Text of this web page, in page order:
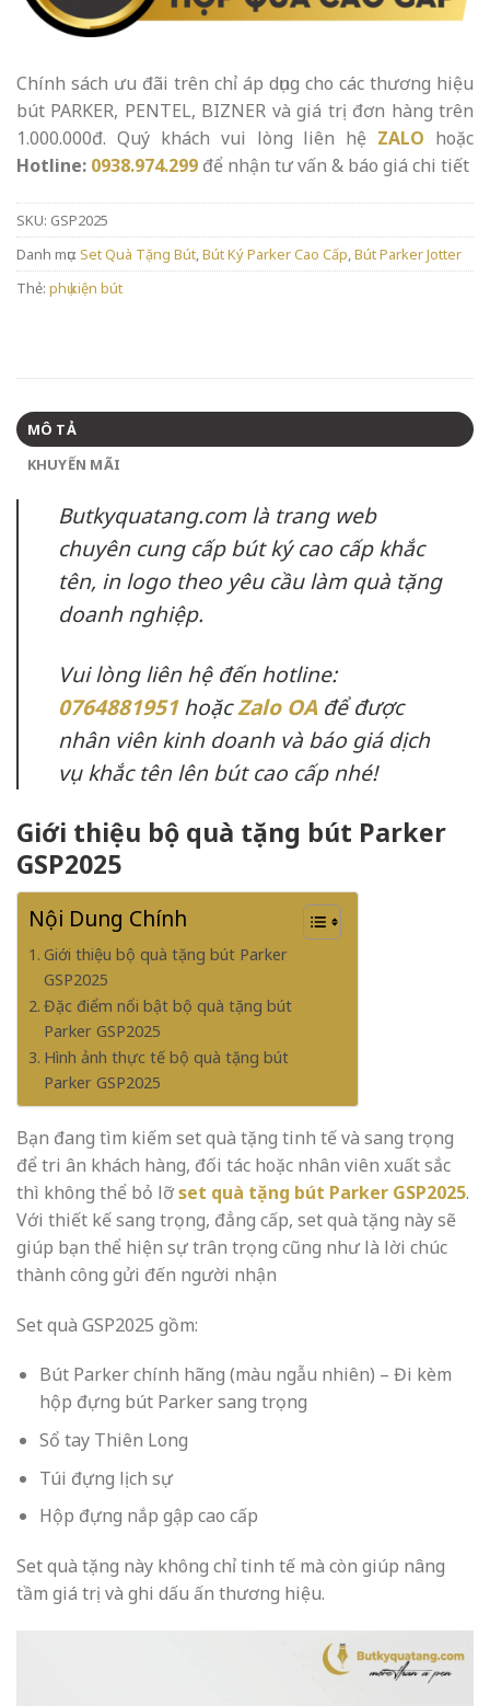
Chính sách ưu đãi trên chỉ áp dụng cho các thương hiệu
bút PARKER, PENTEL, BIZNER và giá trị đơn hàng trên
1.000.000đ. Quý khách vui lòng liên hệ ZALO hoặc
Hotline: 0938.974.299 để nhận tư vấn & báo giá chi tiết
SKU: GSP2025
Danh mục: Set Quà Tặng Bút Bút Ký Parker Cao Cấp Bút Parker Jotter
Thẻ: phụ kiện bút
MÔ TẢ
KHUYẾN MÃI
Butkyquatang.com là trang web
chuyên cung cấp bút ký cao cấp khắc
tên, in logo theo yêu cầu làm quà tặng
doanh nghiệp.
Vui lòng liên hệ đến hotline:
0764881951hoặcZalo OAđể được
nhân viên kinh doanh và báo giá dịch
vụ khắc tên lên bút cao cấp nhé!
Giới thiệu bộ quà tặng bút Parker
GSP2025
Nội Dung Chính
Giới thiệu bộ quà tặng bút Parker
GSP2025
Đặc điểm nổi bật bộ quà tặng bút
Parker GSP2025
Hình ảnh thực tế bộ quà tặng bút
Parker GSP2025
Bạn đang tìm kiếm set quà tặng tinh tế và sang trọng
để tri ân khách hàng, đối tác hoặc nhân viên xuất sắc
thì không thể bỏ lỡset quà tặng bút Parker GSP2025.
Với thiết kế sang trọng, đẳng cấp, set quà tặng này sẽ
giúp bạn thể hiện sự trân trọng cũng như là lời chúc
thành công gửi đến người nhận
Set quà GSP2025 gồm:
Bút Parker chính hãng (màu ngẫu nhiên) – Đi kèm
hộp đựng bút Parker sang trọng
Sổ tay Thiên Long
Túi đựng lịch sự
Hộp đựng nắp gập cao cấp
Set quà tặng này không chỉ tinh tế mà còn giúp nâng
tầm giá trị và ghi dấu ấn thương hiệu.